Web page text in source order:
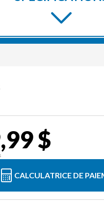
$
CALCULATRICE DE